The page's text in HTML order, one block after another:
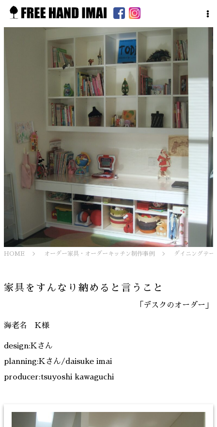
HOME オーダー家具・オーダーキッチン制作事例 ダイニングテー
家具をすんなり納めると言うこと
「デスクのオーダー」
海老名 K様
design:Kさん
planning:Kさん/daisuke imai
producer:tsuyoshi kawaguchi